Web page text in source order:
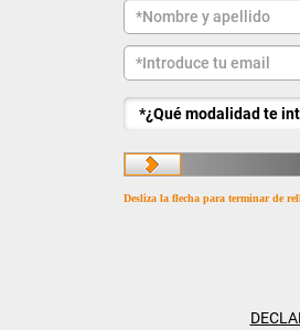
Desliza la flecha para terminar de